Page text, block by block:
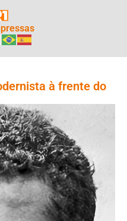
à frente do